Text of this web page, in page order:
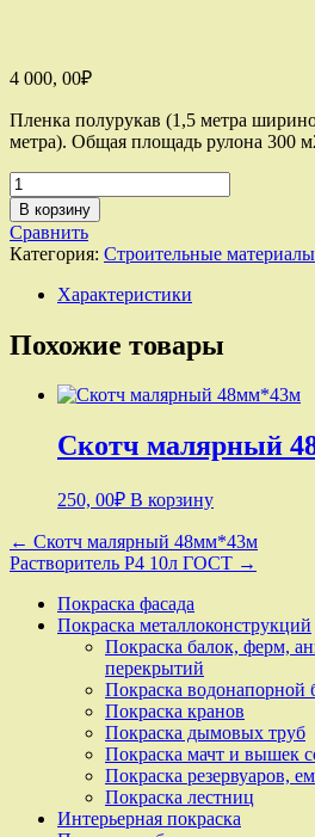
4 000, 00₽
Пленка полурукав (1,5 метра
метра). Общая площадь рулона 300
Количество
товара
Пленка
техническая
80
мкм
сорт
3*100м
В корзину
Сравнить
Категория: Строительные материалы
Характеристики
Похожие товары
Скотч малярный
250, 00₽ В корзину
Навигация
по
записям
← Скотч малярный 48мм*43м
Растворитель Р4 10л ГОСТ →
Покраска фасада
Покраска металлоконструкций
Покраска балок, ферм,
перекрытий
Покраска водонапорной
Покраска кранов
Покраска дымовых труб
Покраска мачт и вышек
Покраска резервуаров,
Покраска лестниц
Интерьерная покраска